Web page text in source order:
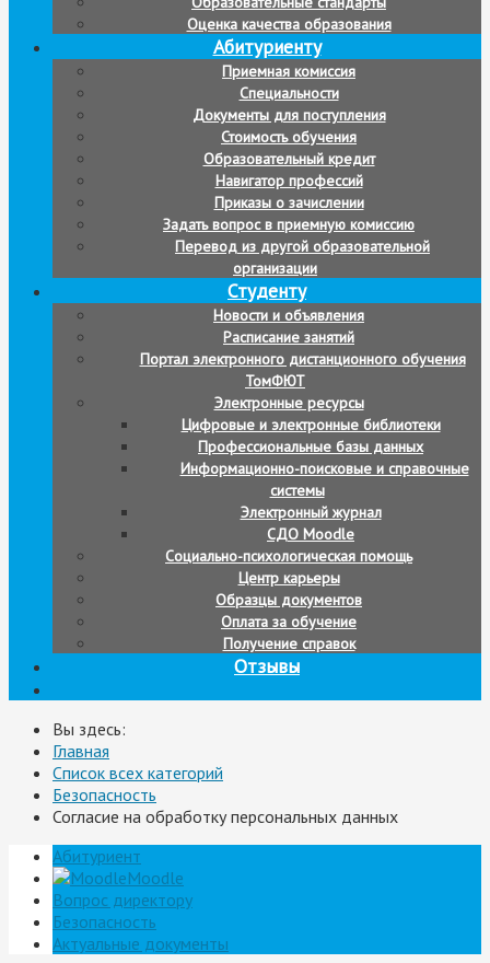
Оценка качества образования
Абитуриенту
Приемная комиссия
Специальности
Документы для поступления
Стоимость обучения
Образовательный кредит
Навигатор профессий
Приказы о зачислении
Задать вопрос в приемную комиссию
Перевод из другой образовательной
организации
Студенту
Новости и объявления
Расписание занятий
Портал электронного дистанционного обучения
ТомФЮТ
Электронные ресурсы
Цифровые и электронные библиотеки
Профессиональные базы данных
Информационно-поисковые и справочные
системы
Электронный журнал
СДО Moodle
Социально-психологическая помощь
Центр карьеры
Образцы документов
Оплата за обучение
Получение справок
Отзывы
Вы здесь:
Главная
Список всех категорий
Безопасность
Согласие на обработку персональных данных
Абитуриент
Moodle
Вопрос директору
Безопасность
Актуальные документы